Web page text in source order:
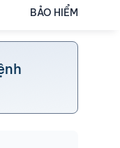
BẢO HIỂM